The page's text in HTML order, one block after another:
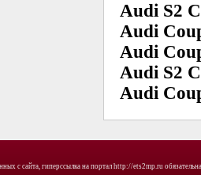
Audi S2
Audi
Audi
Audi S2
Audi
с сайта, гиперссылка на портал http://ets2mp.ru